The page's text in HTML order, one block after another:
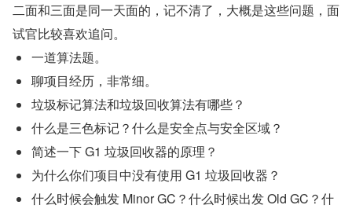
二面和三面是同一天面的，记不清了，大概是这些问题，面
试官比较喜欢追问。
一道算法题。
聊项目经历，非常细。
垃圾标记算法和垃圾回收算法有哪些？
什么是三色标记？什么是安全点与安全区域？
简述一下 G1 垃圾回收器的原理？
为什么你们项目中没有使用 G1 垃圾回收器？
什么时候会触发 Minor GC？什么时候出发 Old GC？什